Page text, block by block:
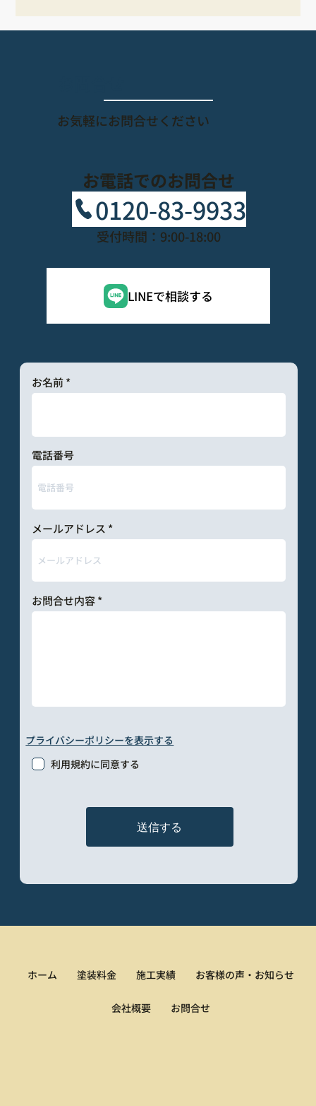
​お気軽にお問合せください
お電話でのお問合せ
0120-83-9933
受付時間：9:00-18:00
LINEで相談する
お名前
メールアドレス
送信する
電話番号
お問合せ内容
利用規約に同意する
プライバシーポリシーを表示する
ホーム 塗装料金 施工実績 お客様の声・お知らせ
会社概要 お問合せ